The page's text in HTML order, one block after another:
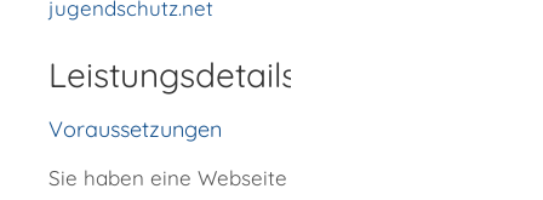
jugendschutz.net
Leistungsdetails
Voraussetzungen
Sie haben eine Webseite gefunden, auf die